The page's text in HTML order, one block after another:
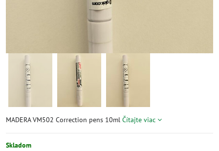
MADERA VM502 Correction pens 10ml Čítajte viac
Skladom